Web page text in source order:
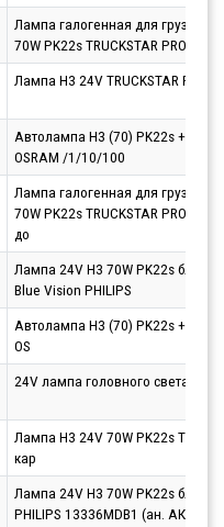
Лампа галогенная для
70W PK22s TRUCKSTAR PRO (На
Лампа H3 24V TRUCKSTAR PRO
Автолампа H3 (70) PK22s +100%
OSRAM /1/10/100
Лампа галогенная для
70W PK22s TRUCKSTAR PRO (На
до
Лампа 24V H3 70W PK22s
Blue Vision PHILIPS
Автолампа H3 (70) PK22s +100%
OS
24V лампа головного света H3
Лампа H3 24V 70W PK22s
кар
Лампа 24V H3 70W PK22s
PHILIPS 13336MDB1 (ан. АКГ24-